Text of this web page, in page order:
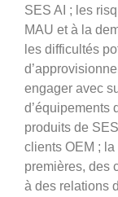
SES AI ; les
MAU et à la
les difficultés
engager avec
d’équipements
produits de
clients OEM ; la
premières, des
à des relations